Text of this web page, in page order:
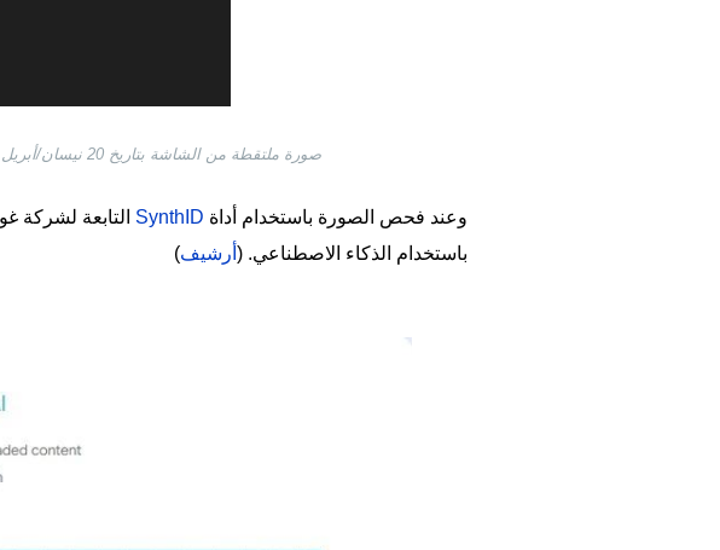
صورة ملتقطة من الشاشة بتاريخ 20 نيسان/أبريل 2026 من موقع غوغل مع إضافة وسم يشير إلى أنها مولدة بالذكاء الاصطناعي
وعند فحص الصورة باستخدام أداة SynthID التابعة لشركة
باستخدام الذكاء الاصطناعي. ( أرشيف)